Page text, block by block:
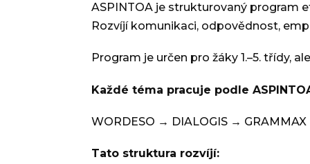
ASPINTOA je strukturovaný program
Rozvíjí komunikaci, odpovědnost,
Program je určen pro žáky 1.–5. třídy,
Každé téma pracuje podle
WORDESO → DIALOGIS →
Tato struktura rozvíjí: